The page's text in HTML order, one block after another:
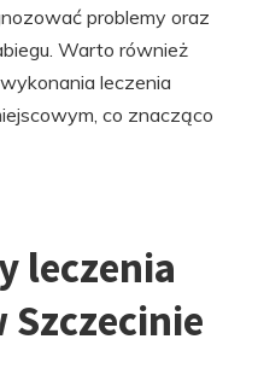
problemy oraz
Warto również
leczenia
co znacząco
leczenia
Szczecinie